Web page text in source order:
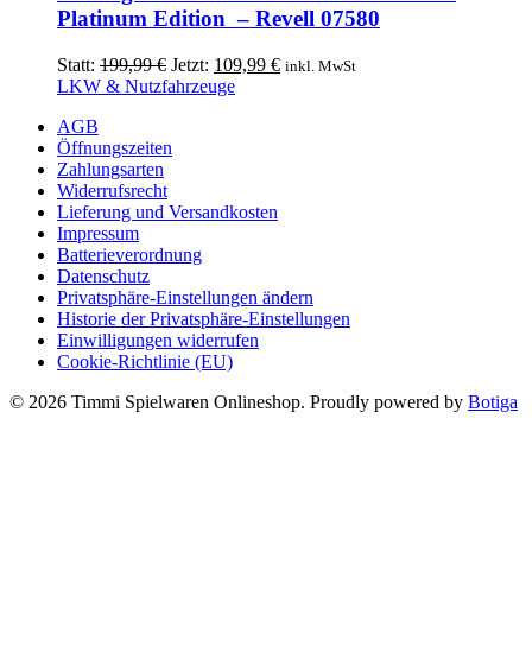
Platinum Edition – Revell 07580
Statt: 199,99€ Ursprünglicher
Preis
Jetzt: 109,99 €Aktueller
inkl. MwSt
LKW & Nutzfahrzeuge
AGB
Öffnungszeiten
Zahlungsarten
Widerrufsrecht
Lieferung und Versandkosten
Impressum
Batterieverordnung
Datenschutz
Privatsphäre-Einstellungen ändern
Historie der Privatsphäre-Einstellungen
Einwilligungen widerrufen
Cookie-Richtlinie (EU)
© 2026 Timmi Spielwaren Onlineshop. Proudly powered by Botiga